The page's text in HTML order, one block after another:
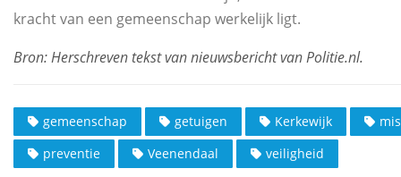
kracht van een gemeenschap werkelijk ligt.
gemeenschap getuigen Kerkewijk
preventie
Veenendaal veiligheid